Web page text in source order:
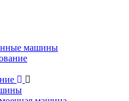
машины